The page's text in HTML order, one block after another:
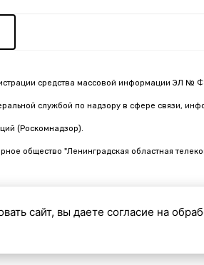
средства массовой информации ЭЛ №
службой по надзору в сфере связи,
(Роскомнадзор).
общество "Ленинградская областная
сайт, вы даете согласие на